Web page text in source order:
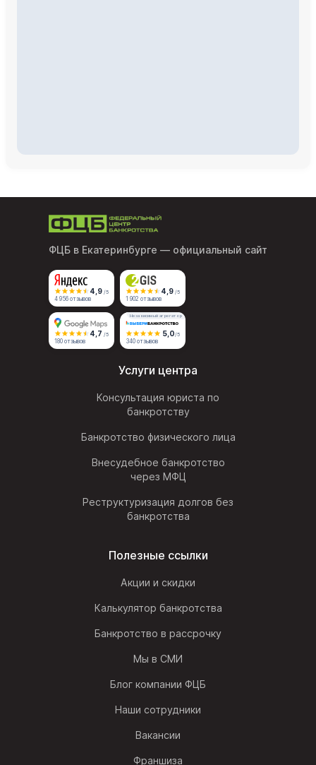
ФЦБ в Екатеринбурге — официальный сайт
4,9 /5
4 956 отзывов
4,9 /5
1 902 отзывов
4,7 /5
180 отзывов
Независимый агрегатор
5,0/5
340 отзывов
Услуги центра
Консультация юриста по
банкротству
Банкротство физического лица
Внесудебное банкротство
через МФЦ
Реструктуризация долгов без
банкротства
Полезные ссылки
Акции и скидки
Калькулятор банкротства
Банкротство в рассрочку
Мы в СМИ
Блог компании ФЦБ
Наши сотрудники
Вакансии
Франшиза